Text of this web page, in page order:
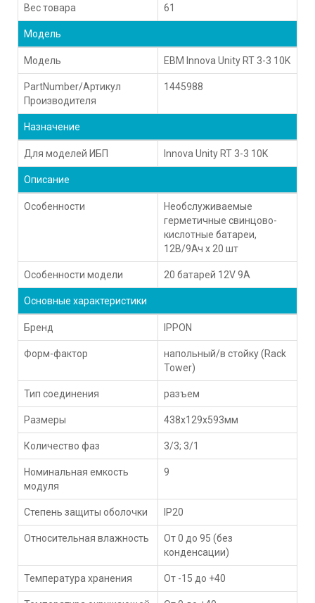
Вес товара 61
Модель
Модель EBM Innova Unity RT 3-3 10K
PartNumber/Артикул
Производителя
1445988
Назначение
Для моделей ИБП Innova Unity RT 3-3 10K
Описание
Особенности
Необслуживаемые
герметичные свинцово-
кислотные батареи,
12В/9Ач х 20 шт
Особенности модели 20 батарей 12V 9A
Основные характеристики
Бренд IPPON
Форм-фактор
напольный/в стойку (Rack
Tower)
Тип соединения разъем
Размеры 438x129x593мм
Количество фаз 3/3; 3/1
Номинальная емкость
модуля
9
Степень защиты оболочки IP20
Относительная влажность
От 0 до 95 (без
конденсации)
Температура хранения От -15 до +40